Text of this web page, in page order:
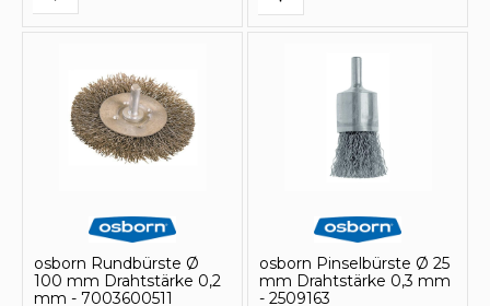
osborn Rundbürste Ø
100 mm Drahtstärke 0,2
mm - 7003600511
osborn Pinselbürste Ø 25
mm Drahtstärke 0,3 mm
- 2509163